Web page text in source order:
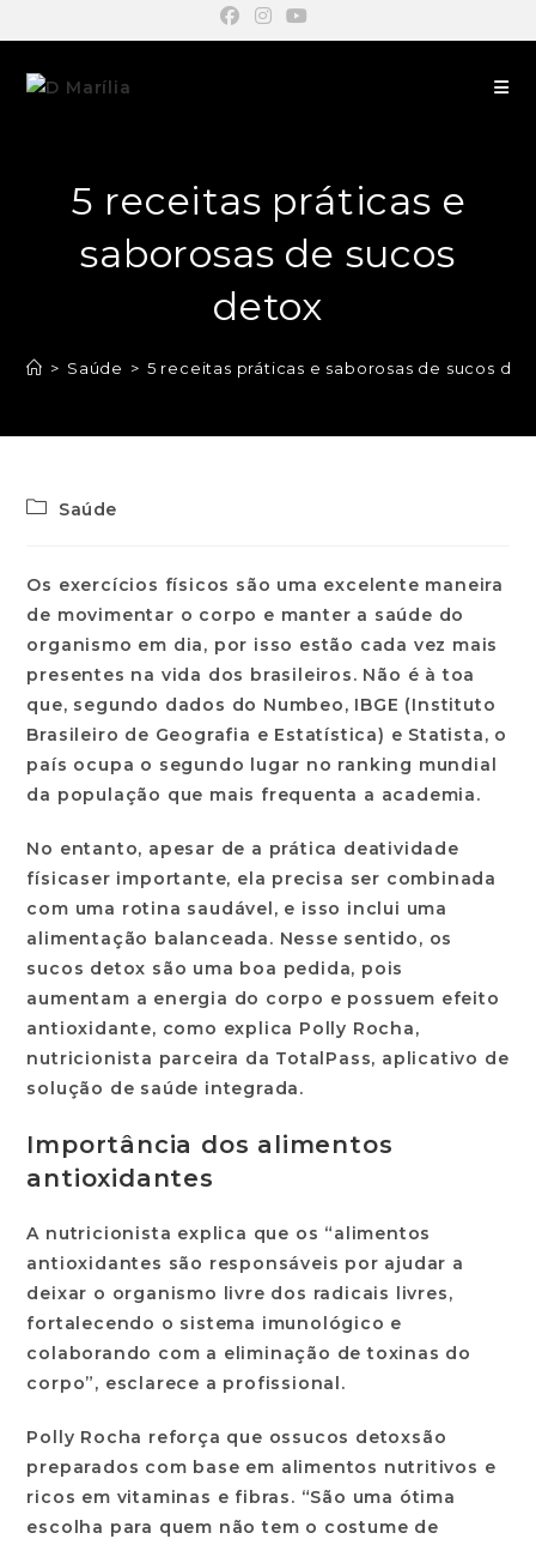
5 receitas práticas e
saborosas de sucos
detox
> Saúde > 5 receitas práticas e saborosas de sucos
Saúde
Os exercícios físicos são uma excelente maneira
de movimentar o corpo e manter a saúde do
organismo em dia, por isso estão cada vez mais
presentes na vida dos brasileiros. Não é à toa
que, segundo dados do Numbeo, IBGE (Instituto
Brasileiro de Geografia e Estatística) e Statista, o
país ocupa o segundo lugar no ranking mundial
da população que mais frequenta a academia.
No entanto, apesar de a prática deatividade
físicaser importante, ela precisa ser combinada
com uma rotina saudável, e isso inclui uma
alimentação balanceada. Nesse sentido, os
sucos detox são uma boa pedida, pois
aumentam a energia do corpo e possuem efeito
antioxidante, como explica Polly Rocha,
nutricionista parceira da TotalPass, aplicativo de
solução de saúde integrada.
Importância dos alimentos
antioxidantes
A nutricionista explica que os “alimentos
antioxidantes são responsáveis por ajudar a
deixar o organismo livre dos radicais livres,
fortalecendo o sistema imunológico e
colaborando com a eliminação de toxinas do
corpo”, esclarece a profissional.
Polly Rocha reforça que ossucos detoxsão
preparados com base em alimentos nutritivos e
ricos em vitaminas e fibras. “São uma ótima
escolha para quem não tem o costume de